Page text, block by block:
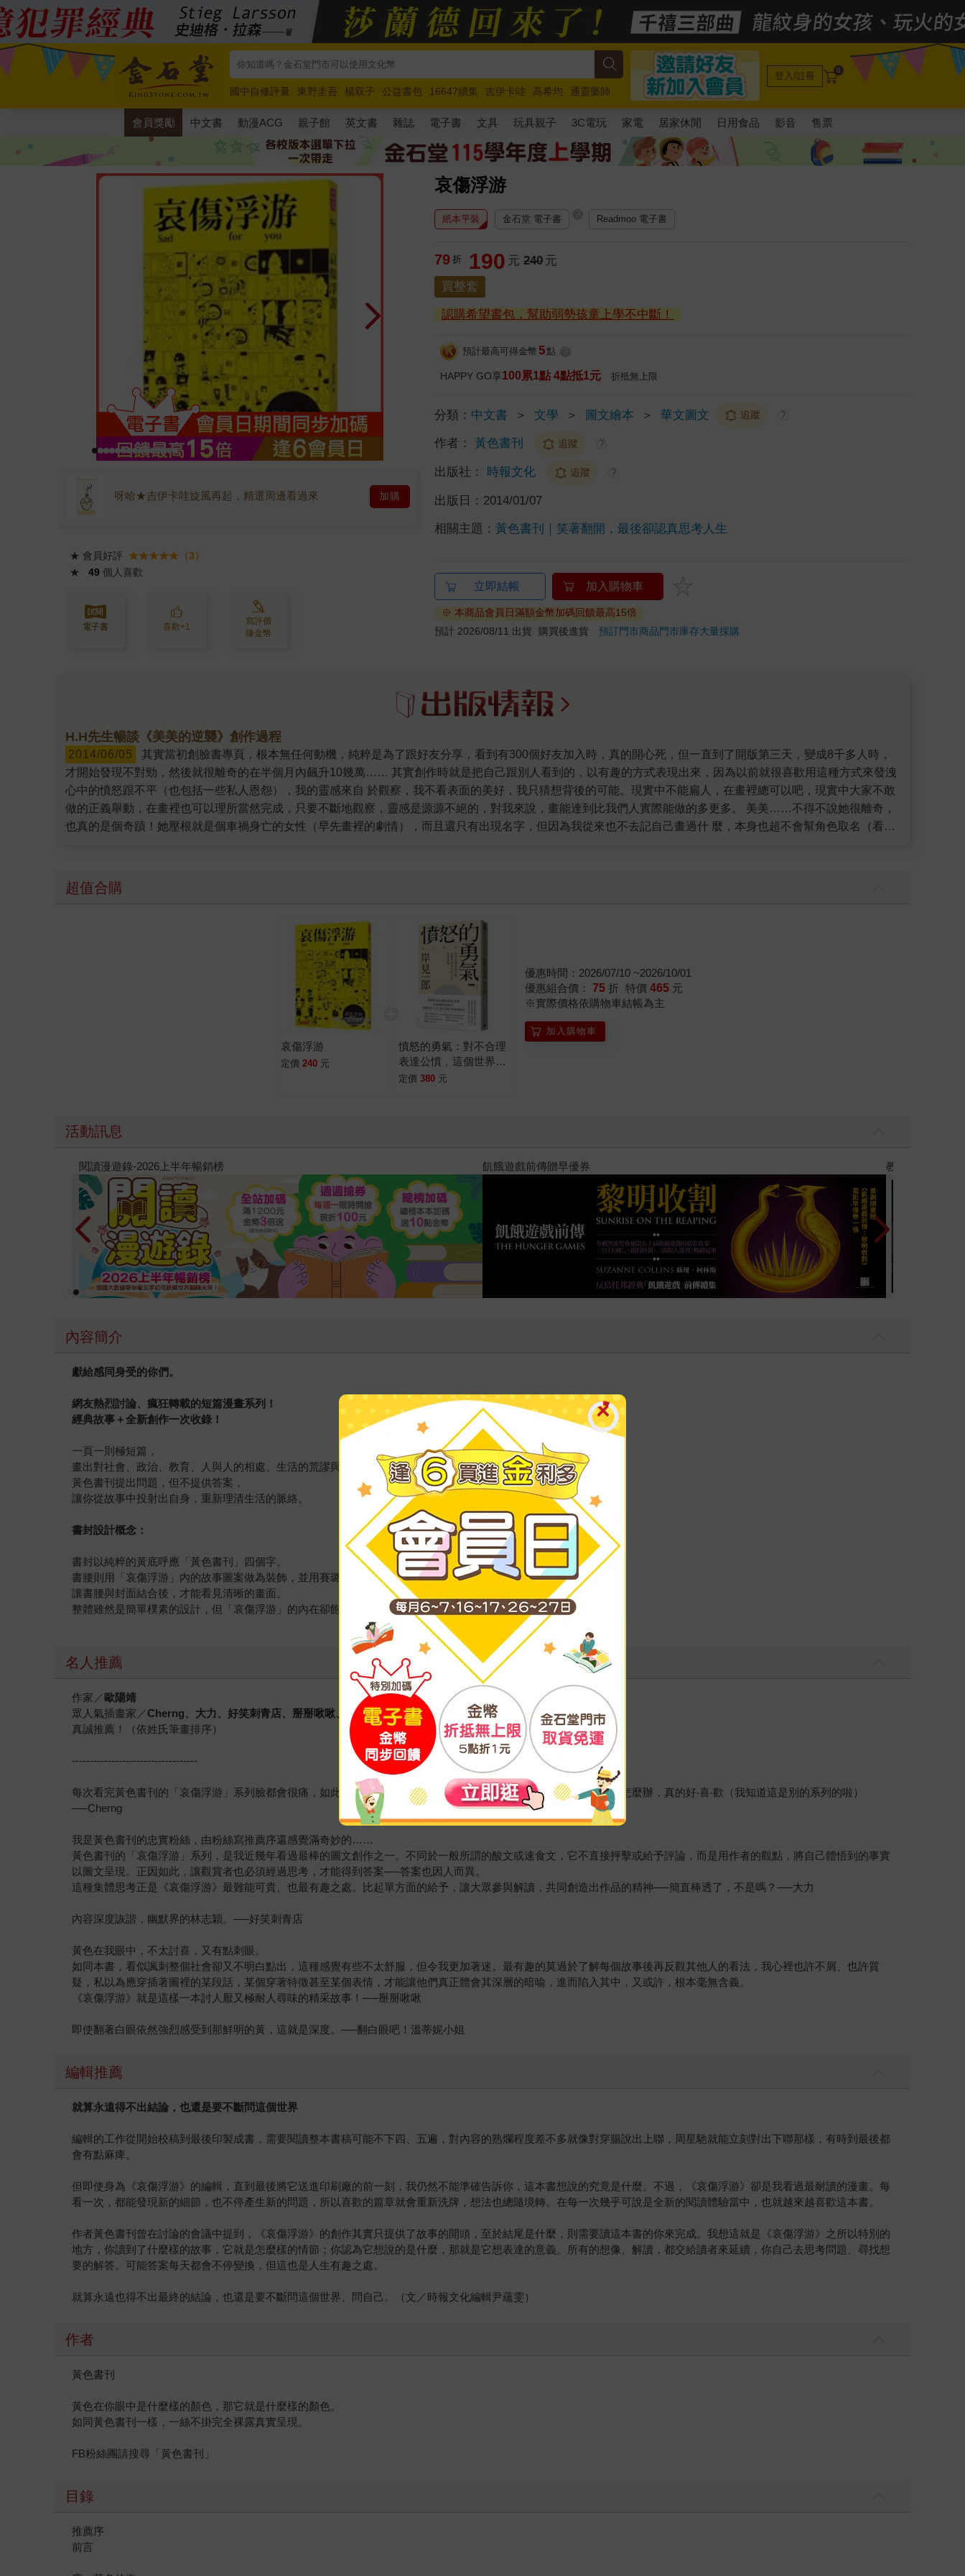
國中自修評量 東野圭吾 楊双子 公益書包 16647續集 吉伊卡哇 高希均
通靈藥師
唯紅花綻放
奧德賽 路邊攤新作 馬斯克 玩具總動員5 超慢跑
登入/註冊 0
會員獎勵 中文書 動漫ACG 親子館 英文書 雜誌 電子書 文具 玩具親子 3C電玩 家電 居家休閒 日用食品 影音 售票
哀傷浮游
呀哈★吉伊卡哇旋風再起，精選周邊看過來 加購
★ 會員好評
★★★★★（3）
★
49 個人喜歡
電子書 喜歡+1
寫評價
賺金幣
紙本平裝 金石堂 電子書 Readmoo 電子書
79 折 190 元 240 元
買整套
認購希望書包，幫助弱勢孩童上學不中斷！
預計最高可得金幣 5 點
HAPPY GO享100累1點 4點抵1元 折抵無上限
分類： 中文書 ＞ 文學 ＞ 圖文繪本 ＞ 華文圖文 追蹤 ?
作者： 黃色書刊 追蹤 ?
出版社： 時報文化 追蹤 ?
出版日： 2014/01/07
相關主題：黃色書刊｜笑著翻開，最後卻認真思考人生
立即結帳 加入購物車
※ 本商品會員日滿額金幣加碼回饋最高15倍
預計 2026/08/11 出貨
購買後進貨預訂門市商品門市庫存大量採購
H.H先生暢談《美美的逆襲》創作過程
2014/06/05
其實當初創臉書專頁，根本無任何動機，純粹是為了跟好友分享，看到有300個好友加入時，真的開心死，但一直到了開版第三天，變成8千多人時，
才開始發現不對勁，然後就很離奇的在半個月內飆升10幾萬…… 其實創作時就是把自己跟別人看到的，以有趣的方式表現出來，因為以前就很喜歡用這種方式來發洩
心中的憤怒跟不平（也包括一些私人恩怨），我的靈感來自 於觀察，我不看表面的美好，我只猜想背後的可能。現實中不能扁人，在畫裡總可以吧，現實中大家不敢
做的正義舉動，在畫裡也可以理所當然完成，只要不斷地觀察，靈感是源源不絕的，對我來說，畫能達到比我們人實際能做的多更多。 美美……不得不說她很離奇，
也真的是個奇蹟！她壓根就是個車禍身亡的女性（早先畫裡的劇情），而且還只有出現名字，但因為我從來也不去記自己畫過什 麼，本身也超不會幫角色取名（看到
被稱為女神，與 時尚接軌。說真的，到現在我都還在為此震撼中，為了她，我這大男人要去研究時尚，有時是真心的罵她三八機。噢～對！「三八機」一直是我很喜
歡拿來罵朋友的詞，聽說在長輩界裡是一句非常粗俗的罵人用詞，但我就覺得很好笑。 好啦不得不說，H.H先生有一小部分的成就是靠美美……只有一小部分（很不
表現出來的現實是這樣，但我可以用美美這角色去幫大家實現各種想做的事，就像美美也能進入時尚圈，也能被稱為女神，其實是件高興的事，因為這樣讓很多沒自
信的女孩，也可以找到那一點點的自信心，縱然美美還是一個離奇的角色無誤。
超值合購
哀傷浮游
定價 240 元
憤怒的勇氣：對不合理
表達公憤﹐這個世界與
你的人生就會改變。
定價 380 元
優惠時間：2026/07/10 ~2026/10/01
優惠組合價： 75 折 特價 465 元
※實際價格依購物車結帳為主
加入購物車
活動訊息
教場電影版 十字殺手【艾迪．弗林系列 前傳】 世界上最透明
內容簡介
獻給感同身受的你們。
網友熱烈討論、瘋狂轉載的短篇漫畫系列！
經典故事＋全新創作一次收錄！
一頁一則極短篇，
畫出對社會、政治、教育、人與人的相處、生活的荒謬與無奈。
黃色書刊提出問題，但不提供答案，
讓你從故事中投射出自身，重新理清生活的脈絡。
書封設計概念：
書封以純粹的黃底呼應「黃色書刊」四個字。
書腰則用「哀傷浮游」內的故事圖案做為裝飾，並用賽璐璐材質印製，
讓書腰與封面結合後，才能看見清晰的畫面。
整體雖然是簡單樸素的設計，但「哀傷浮游」的內在卻飽含豐富的情感。
名人推薦
作家／ 歐陽靖
眾人氣插畫家／ Cherng、大力、好笑刺青店、掰掰啾啾、翻白眼吧！溫蒂妮小姐
真誠推薦！（依姓氏筆畫排序）
-----------------------------------
每次看完黃色書刊的「哀傷浮游」系列臉都會很痛，如此赤裸地說出這麼現實的一面，有重重被賞了一巴掌的感覺。怎麼辦，真的好‧喜‧歡（我知道這是別的系列的啦）
──Cherng
我是黃色書刊的忠實粉絲，由粉絲寫推薦序還感覺滿奇妙的……
黃色書刊的「哀傷浮游」系列，是我近幾年看過最棒的圖文創作之一。不同於一般所謂的酸文或速食文，它不直接抨擊或給予評論，而是用作者的觀點，將自己體悟到的事實
以圖文呈現。正因如此，讓觀賞者也必須經過思考，才能得到答案──答案也因人而異。
這種集體思考正是《哀傷浮游》最難能可貴、也最有趣之處。比起單方面的給予，讓大眾參與解讀，共同創造出作品的精神──簡直棒透了，不是嗎？──大力
內容深度詼諧，幽默界的林志穎。──好笑刺青店
黃色在我眼中，不太討喜，又有點刺眼。
如同本書，看似諷刺整個社會卻又不明白點出，這種感覺有些不太舒服，但令我更加著迷。最有趣的莫過於了解每個故事後再反觀其他人的看法，我心裡也許不屑、也許質
疑，私以為應穿插著圖裡的某段話，某個穿著特徵甚至某個表情，才能讓他們真正體會其深層的暗喻，進而陷入其中，又或許，根本毫無含義。
《哀傷浮游》就是這樣一本討人厭又極耐人尋味的精采故事！──掰掰啾啾
即使翻著白眼依然強烈感受到那鮮明的黃，這就是深度。──翻白眼吧！溫蒂妮小姐
編輯推薦
就算永遠得不出結論，也還是要不斷問這個世界
編輯的工作從開始校稿到最後印製成書，需要閱讀整本書稿可能不下四、五遍，對內容的熟爛程度差不多就像對穿腸說出上聯，周星馳就能立刻對出下聯那樣，有時到最後都
會有點麻痺。
但即使身為《哀傷浮游》的編輯，直到最後將它送進印刷廠的前一刻，我仍然不能準確告訴你，這本書想說的究竟是什麼。不過，《哀傷浮游》卻是我看過最耐讀的漫畫。每
看一次，都能發現新的細節，也不停產生新的問題，所以喜歡的篇章就會重新洗牌，想法也總隨境轉。在每一次幾乎可說是全新的閱讀體驗當中，也就越來越喜歡這本書。
作者黃色書刊曾在討論的會議中提到，《哀傷浮游》的創作其實只提供了故事的開頭，至於結尾是什麼，則需要讀這本書的你來完成。我想這就是《哀傷浮游》之所以特別的
地方，你讀到了什麼樣的故事，它就是怎麼樣的情節；你認為它想說的是什麼，那就是它想表達的意義。所有的想像、解讀，都交給讀者來延續，你自己去思考問題、尋找想
要的解答。可能答案每天都會不停變換，但這也是人生有趣之處。
就算永遠也得不出最終的結論，也還是要不斷問這個世界、問自己。（文／時報文化編輯尹蘊雯）
作者
黃色書刊
黃色在你眼中是什麼樣的顏色，那它就是什麼樣的顏色。
如同黃色書刊一樣，一絲不掛完全裸露真實呈現。
FB粉絲團請搜尋「黃色書刊」
目錄
推薦序
前言